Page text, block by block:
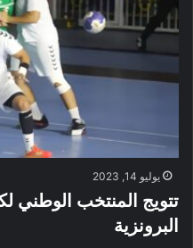
يوليو 14, 2023
تتويج المنتخب الوطني
البرونزية